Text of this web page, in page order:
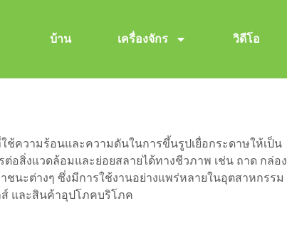
บ้าน เครื่องจักร วิดีโอ
ช้ความร้อนและความดันในการขึ้นรูปเยื่อกระดาษให้เป็น
อสิ่งแวดล้อมและย่อยสลายได้ทางชีวภาพ เช่น ถาด กล่อง
ชนะต่างๆ ซึ่งมีการใช้งานอย่างแพร่หลายในอุตสาหกรรม
ส์ และสินค้าอุปโภคบริโภค